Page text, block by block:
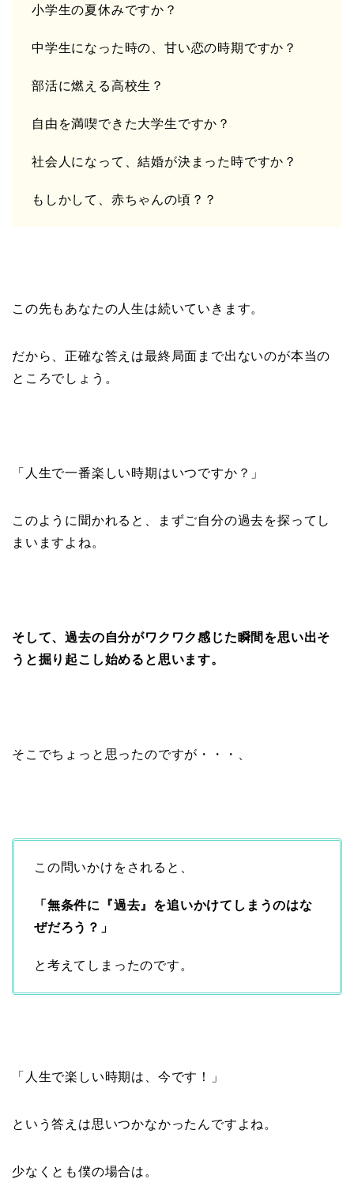
小学生の夏休みですか？
中学生になった時の、甘い恋の時期ですか？
部活に燃える高校生？
自由を満喫できた大学生ですか？
社会人になって、結婚が決まった時ですか？
もしかして、赤ちゃんの頃？？
この先もあなたの人生は続いていきます。
だから、正確な答えは最終局面まで出ないのが本当の
ところでしょう。
「人生で一番楽しい時期はいつですか？」
このように聞かれると、まずご自分の過去を探ってし
まいますよね。
そして、過去の自分がワクワク感じた瞬間を思い出そ
うと掘り起こし始めると思います。
そこでちょっと思ったのですが・・・、
この問いかけをされると、
「無条件に『過去』を追いかけてしまうのはな
ぜだろう？」
と考えてしまったのです。
「人生で楽しい時期は、今です！」
という答えは思いつかなかったんですよね。
少なくとも僕の場合は。